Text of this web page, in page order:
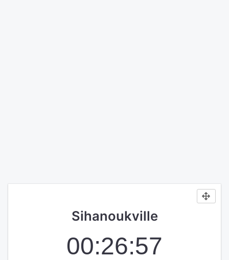
Sihanoukville
00:26:57